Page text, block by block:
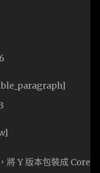
Y 版本包裝成 Core